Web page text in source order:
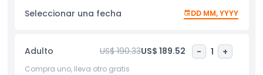
tirolesas paralelas para que puedas compartir la
experiencia con un amigo o familiar y volar juntos lado a
de las emociones, XLine Dubai Marina es una actividad
imperdible en Dubái. Reserva ahora y disfruta de una de las
tirolesas mejor valoradas en los Emiratos Árabes Unidos,
Seleccionar una fecha DD MM, YYYY
Adulto US$ 190.33US$ 189.52 - 1 +
Compra uno, lleva otro gratis